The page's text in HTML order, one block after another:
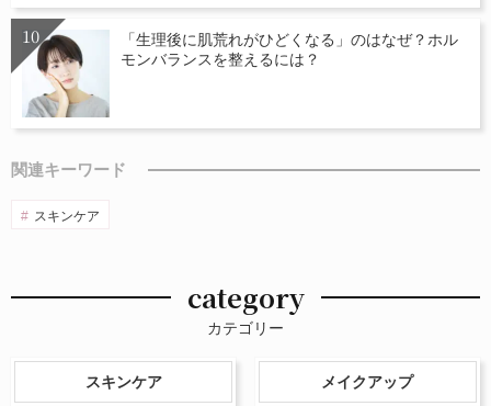
「生理後に肌荒れがひどくなる」のはなぜ？ホル
モンバランスを整えるには？
関連キーワード
スキンケア
category
カテゴリー
スキンケア メイクアップ